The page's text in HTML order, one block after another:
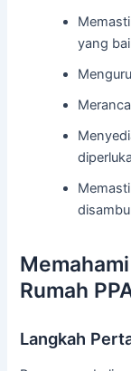
yang
Rumah
Langkah